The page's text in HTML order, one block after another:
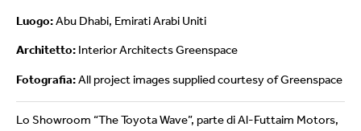
Luogo:Abu Dhabi, Emirati Arabi Uniti
Architetto: Interior Architects Greenspace
Fotografia:All project images supplied courtesy of Greenspace
Lo Showroom “The Toyota Wave”, parte di Al-Futtaim Motors,